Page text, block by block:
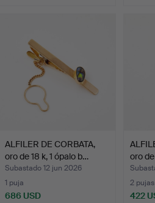
ALFILER DE CORBATA,
oro de 18 k, 1 ópalo b…
Subastado 12 jun 2026
1 puja
686 USD
oro
2 pujas
422